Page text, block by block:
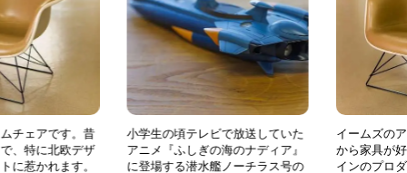
す。
構造から株価データの動向まで、あらゆるものを読み解くことが
できます。授業を通じて、「数学ってこういうところにも使われ
ているんだ！」という驚きを感じてほしいと思っています。
また、私の授業はもちろん、大学生活全般で学んでほしいのは、
挑戦することの大切さです。学生時代は、何事も恐れず、いろい
ろな経験を積んでほしいと思っています。とりあえずやってみ
る、やりながら考える……これが私のやり方です。失敗や後悔を
恐れて、なかなか行動できない気持ちもわかりますが、失敗して
チェアです。昔
、特に北欧デザ
に惹かれます。
⼩学⽣の頃テレビで放送していた
アニメ『ふしぎの海のナディア』
に登場する潜⽔艦ノーチラス号の
イームズの
から家具が
インのプロ